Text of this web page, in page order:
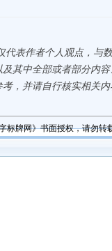
表作者个人观点，与
其中全部或者部分内容
，并请自行核实相关内
标牌网》书面授权，请勿转